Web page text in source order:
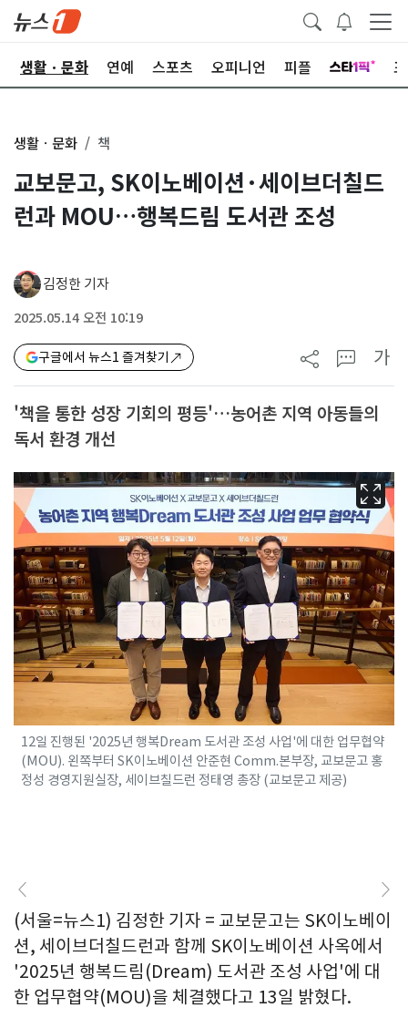
생활ㆍ문화 연예 스포츠 오피니언 피플
생활ㆍ문화 책
교보문고, SK이노베이션·세이브더칠드
런과 MOU…행복드림 도서관 조성
김정한 기자
2025.05.14 오전 10:19
구글에서 뉴스1 즐겨찾기 가
'책을 통한 성장 기회의 평등'…농어촌 지역 아동들의
독서 환경 개선
12일 진행된 '2025년 행복Dream 도서관 조성 사업'에 대한 업무협약
(MOU). 왼쪽부터 SK이노베이션 안준현 Comm.본부장, 교보문고 홍
정성 경영지원실장, 세이브칠드런 정태영 총장 (교보문고 제공)
(서울=뉴스1) 김정한 기자 = 교보문고는 SK이노베이
션, 세이브더칠드런과 함께 SK이노베이션 사옥에서
'2025년 행복드림(Dream) 도서관 조성 사업'에 대
한 업무협약(MOU)을 체결했다고 13일 밝혔다.